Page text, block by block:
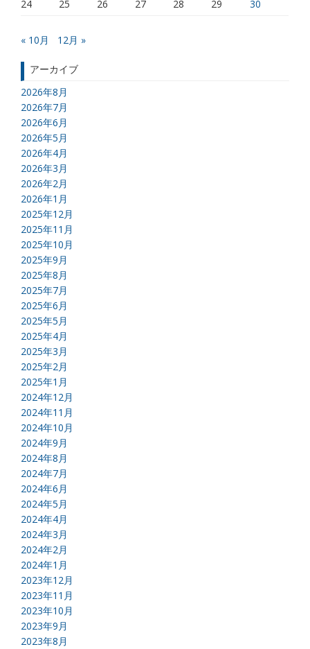
24 25 26 27 28 29 30
« 10月 12月 »
アーカイブ
2026年8月
2026年7月
2026年6月
2026年5月
2026年4月
2026年3月
2026年2月
2026年1月
2025年12月
2025年11月
2025年10月
2025年9月
2025年8月
2025年7月
2025年6月
2025年5月
2025年4月
2025年3月
2025年2月
2025年1月
2024年12月
2024年11月
2024年10月
2024年9月
2024年8月
2024年7月
2024年6月
2024年5月
2024年4月
2024年3月
2024年2月
2024年1月
2023年12月
2023年11月
2023年10月
2023年9月
2023年8月